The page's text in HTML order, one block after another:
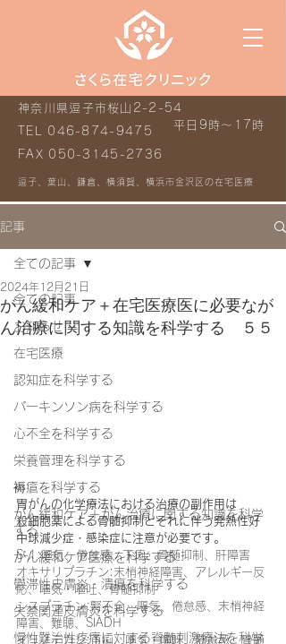
平日9時～17時
神奈川県逗子市桜山2-2-54
TEL 046-874-9475
FAX 050-3145-2736
逗子、葉山、鎌倉、横須賀、横浜市金沢区の在宅医療
記事
全ての記事
お知らせ
在宅医療
認知症を科学する
パーキンソン病を科学する
心不全を科学する
栄養管理を科学する
褥瘡を科学する
がん緩和ケア＋がん治療に関する知識を科学
する
がん緩和ケア医療を科学する
鬱滞性皮膚炎・潰瘍を科学する
失禁関連皮膚炎を科学する
慢性難治性疼痛に対する脊髄刺激療法を科学
全ての記事
がん緩和ケア＋在宅医療医に必要なが
ん治療に関する知識を科学する ５５
2024年12月21日
胃がんの化学療法における治療の副作用は
殺細胞薬による骨髄抑制とそれに伴う発熱性好
中球減少症・感染症に注意が必要です。
S-1:嘔気、倦怠感、下痢、骨髄抑制、肝障害
オキサリプラチン:末梢神経障害、アレルギー反
応、嘔気・嘔吐、骨髄抑制
シスプラチン:腎不全、嘔気、倦怠感、末梢神経
障害、難聴、SIADH
イリノテカン:下痢、嘔気・嘔吐、倦怠感、骨髄